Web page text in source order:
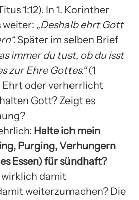
1:12). In 1. Korinther
weiter: „Deshalb ehrt Gott
Später im selben Brief
immer du tust, ob du isst
zur Ehre Gottes.“(1
Ehrt oder verherrlicht
Gott? Zeigt es
Halte ich mein
Purging, Verhungern
Essen) für sündhaft?
wirklich damit
weiterzumachen? Die